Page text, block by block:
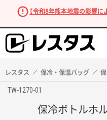
【令和8年熊本地震の影響に
レスタス 保冷・保温バッグ
TW-1270-01
保冷ボトルホ